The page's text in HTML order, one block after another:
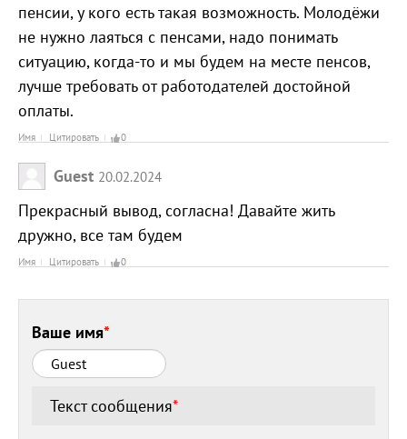
пенсии, у кого есть такая возможность. Молодёжи
не нужно лаяться с пенсами, надо понимать
ситуацию, когда-то и мы будем на месте пенсов,
лучше требовать от работодателей достойной
оплаты.
Имя Цитировать 0
Guest 20.02.2024
Прекрасный вывод, согласна! Давайте жить
дружно, все там будем
Имя Цитировать 0
Ваше имя*
Текст сообщения*